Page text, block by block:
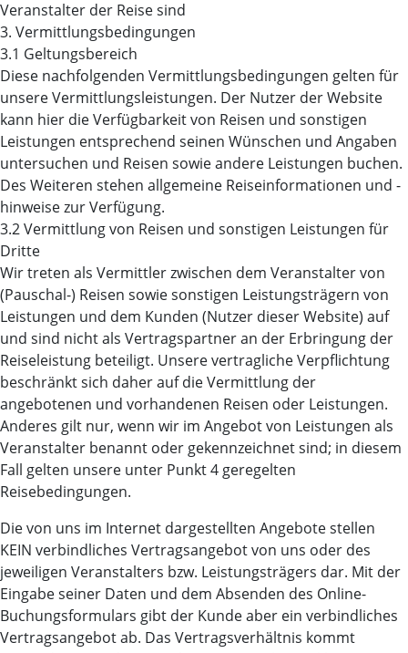
Veranstalter der Reise sind
3. Vermittlungsbedingungen
3.1 Geltungsbereich
Diese nachfolgenden Vermittlungsbedingungen gelten für
unsere Vermittlungsleistungen. Der Nutzer der Website
kann hier die Verfügbarkeit von Reisen und sonstigen
Leistungen entsprechend seinen Wünschen und Angaben
untersuchen und Reisen sowie andere Leistungen buchen.
Des Weiteren stehen allgemeine Reiseinformationen und -
hinweise zur Verfügung.
3.2 Vermittlung von Reisen und sonstigen Leistungen für
Dritte
Wir treten als Vermittler zwischen dem Veranstalter von
(Pauschal-) Reisen sowie sonstigen Leistungsträgern von
Leistungen und dem Kunden (Nutzer dieser Website) auf
und sind nicht als Vertragspartner an der Erbringung der
Reiseleistung beteiligt. Unsere vertragliche Verpflichtung
beschränkt sich daher auf die Vermittlung der
angebotenen und vorhandenen Reisen oder Leistungen.
Anderes gilt nur, wenn wir im Angebot von Leistungen als
Veranstalter benannt oder gekennzeichnet sind; in diesem
Fall gelten unsere unter Punkt 4 geregelten
Reisebedingungen.
Die von uns im Internet dargestellten Angebote stellen
KEIN verbindliches Vertragsangebot von uns oder des
jeweiligen Veranstalters bzw. Leistungsträgers dar. Mit der
Eingabe seiner Daten und dem Absenden des Online-
Buchungsformulars gibt der Kunde aber ein verbindliches
Vertragsangebot ab. Das Vertragsverhältnis kommt